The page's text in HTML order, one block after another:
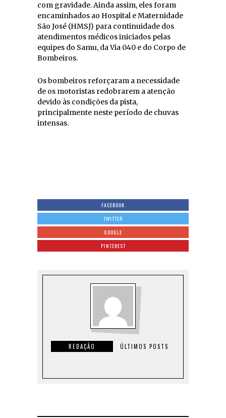
com gravidade. Ainda assim, eles foram
encaminhados ao Hospital e Maternidade
São José (HMSJ) para continuidade dos
atendimentos médicos iniciados pelas
equipes do Samu, da Via 040 e do Corpo de
Bombeiros.
Os bombeiros reforçaram a necessidade
de os motoristas redobrarem a atenção
devido às condições da pista,
principalmente neste período de chuvas
intensas.
FACEBOOK
TWITTER
GOOGLE
PINTEREST
REDAÇÃO ÚLTIMOS POSTS